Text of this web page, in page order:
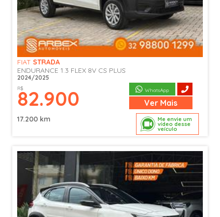
Me envie um
vídeo desse
veículo
FIAT STRADA
ENDURANCE 1.3 FLEX 8V CS PLUS
2024/2025
R$
82.900 WhatsApp
Ver Mais
17.200 km